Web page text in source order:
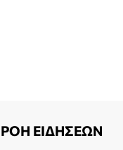
ΡΟΗ ΕΙΔΗΣΕΩΝ